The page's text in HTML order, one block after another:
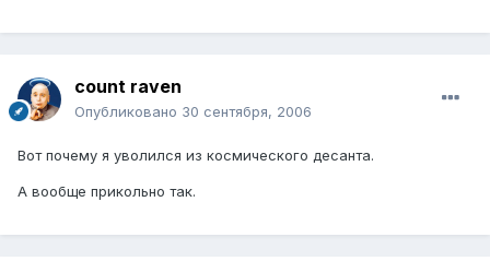
count raven
Опубликовано 30 сентября, 2006
Вот почему я уволился из космического десанта.
А вообще прикольно так.